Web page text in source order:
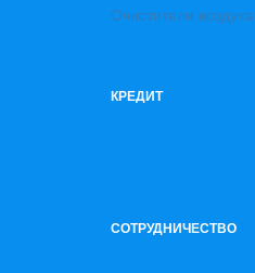
Очистители воздуха
КРЕДИТ
СОТРУДНИЧЕСТВО